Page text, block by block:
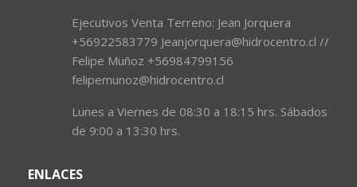
Ejecutivos Venta Terreno: Jean Jorquera
+56922583779 Jeanjorquera@hidrocentro.cl //
Felipe Muñoz +56984799156
felipemunoz@hidrocentro.cl
Lunes a Viernes de 08:30 a 18:15 hrs. Sábados
de 9:00 a 13:30 hrs.
ENLACES